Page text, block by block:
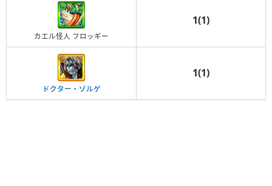
カエル怪人 フロッギー
1(1)
ドクター・ゾルゲ
1(1)